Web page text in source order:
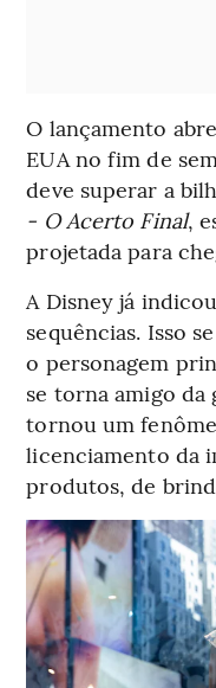
O lançamento
EUA no fim de
deve superar a
- O Acerto Final,
projetada para
A Disney já
sequências. Isso
o personagem
se torna amigo da
tornou um
licenciamento da
produtos, de